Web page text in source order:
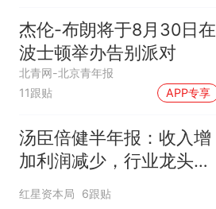
杰伦-布朗将于8月30日在
波士顿举办告别派对
北青网-北京青年报
11跟贴
APP专享
汤臣倍健半年报：收入增
加利润减少，行业龙头的
AB面
红星资本局 6跟贴